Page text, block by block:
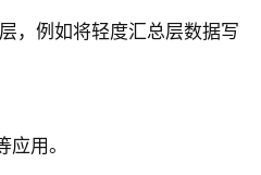
，例如将轻度汇总层数据写
用。